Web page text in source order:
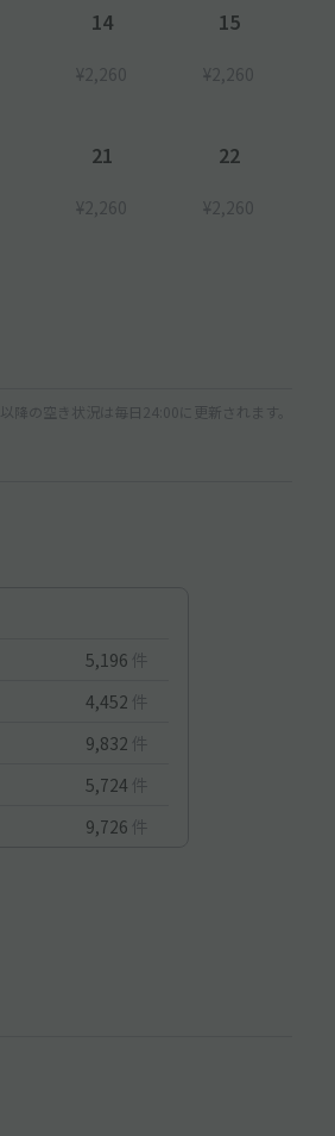
14
¥2,260
15
¥2,260
21
¥2,260
22
¥2,260
以降の空き状況は毎日24:00に更新されます。
5,196 件
4,452 件
9,832 件
5,724 件
9,726 件